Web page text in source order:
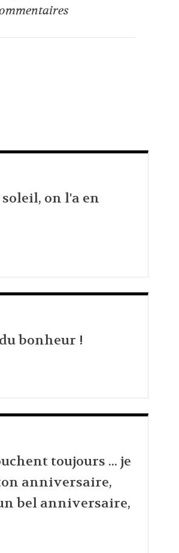
on l'a en
bonheur !
toujours ... je
anniversaire,
bel anniversaire,